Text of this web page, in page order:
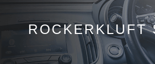
ROCKERKLUFT